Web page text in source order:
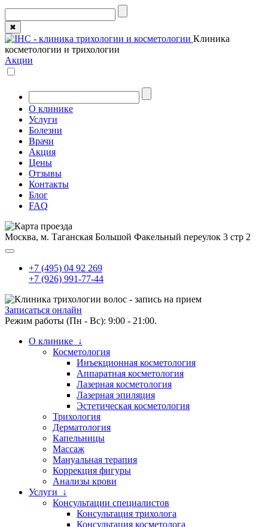
✖
Клиника
косметологии и трихологии
Акции
О клинике
Услуги
Болезни
Врачи
Акция
Цены
Отзывы
Контакты
Блог
FAQ
Москва, м. Таганская Большой Факельный переулок 3 стр 2
+7 (495) 04 92 269
+7 (926) 991-77-44
Записаться онлайн
Режим работы (Пн - Вс): 9:00 - 21:00.
О клинике ↓
Косметология
Инъекционная косметология
Аппаратная косметология
Лазерная косметология
Лазерная эпиляция
Эстетическая косметология
Трихология
Дерматология
Капельницы
Массаж
Мануальная терапия
Коррекция фигуры
Анализы крови
Услуги ↓
Консультации специалистов
Консультация трихолога
Консультация косметолога